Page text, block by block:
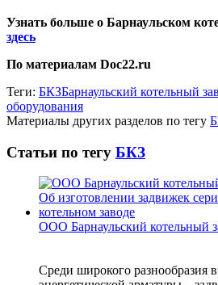
Узнать больше о Барнаульском
здесь
По материалам Doc22.ru
Теги: БКЗБарнаульский котельный
оборудования
Материалы других разделов по тегу
Статьи по тегу БКЗ
ООО Барнаульский котельный
Среди широкого разнообразия